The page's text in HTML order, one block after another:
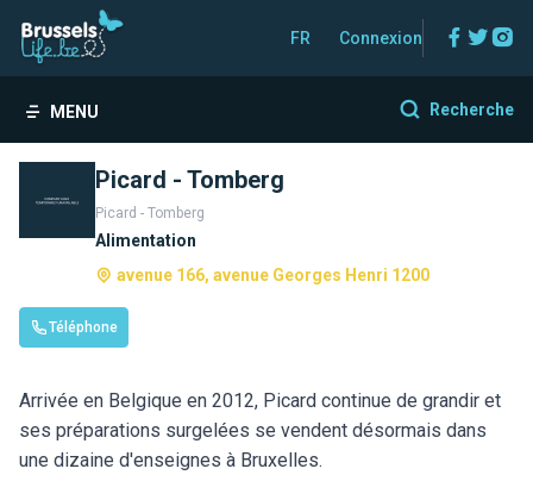
FR Connexion
MENU Recherche
Picard - Tomberg
Picard - Tomberg
Alimentation
avenue 166, avenue Georges Henri 1200
Téléphone
Arrivée en Belgique en 2012, Picard continue de grandir et
ses préparations surgelées se vendent désormais dans
une dizaine d'enseignes à Bruxelles.